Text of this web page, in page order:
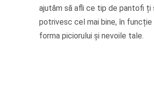
ajutăm să afli ce tip de pantofi ți
potrivesc cel mai bine, în funcție
forma piciorului și nevoile tale.